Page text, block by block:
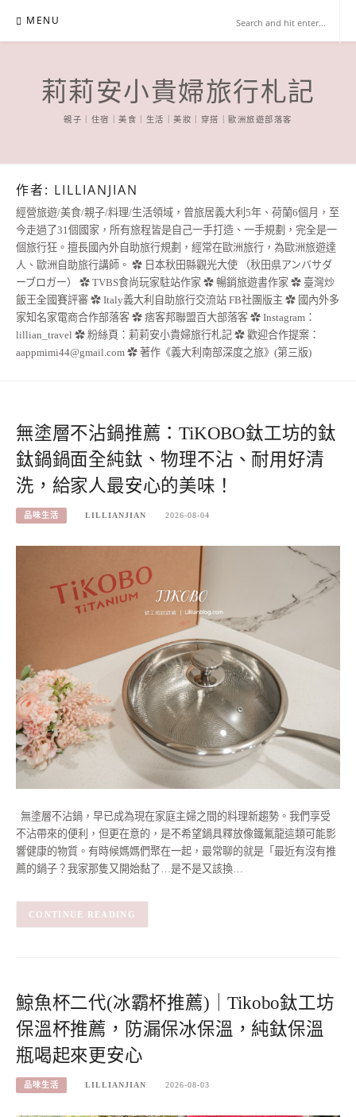
content
MENU
莉莉安小貴婦旅行札記
親子｜住宿｜美食｜生活｜美妝｜穿搭｜歐洲旅遊部落客
作者: LILLIANJIAN
經營旅遊/美食/親子/料理/生活領域，曾旅居義大利5年、荷蘭6個月，至
今走過了31個國家，所有旅程皆是自己一手打造、一手規劃，完全是一
個旅行狂。擅長國內外自助旅行規劃，經常在歐洲旅行，為歐洲旅遊達
人、歐洲自助旅行講師。 ✿ 日本秋田縣觀光大使 （秋田県アンバサダ
ーブロガー） ✿ TVBS食尚玩家駐站作家 ✿ 暢銷旅遊書作家 ✿ 臺灣炒
飯王全國賽評審 ✿ Italy義大利自助旅行交流站 FB社團版主 ✿ 國內外多
家知名家電商合作部落客 ✿ 痞客邦聯盟百大部落客 ✿ Instagram：
lillian_travel ✿ 粉絲頁：莉莉安小貴婦旅行札記 ✿ 歡迎合作提案：
aappmimi44@gmail.com ✿ 著作《義大利南部深度之旅》(第三版)
無塗層不沾鍋推薦：TiKOBO鈦工坊的鈦
鈦鍋鍋面全純鈦、物理不沾、耐用好清
洗，給家人最安心的美味！
品味生活 LILLIANJIAN 2026-08-04
無塗層不沾鍋，早已成為現在家庭主婦之間的料理新趨勢。我們享受
不沾帶來的便利，但更在意的，是不希望鍋具釋放像鐵氟龍這類可能影
響健康的物質。有時候媽媽們聚在一起，最常聊的就是「最近有沒有推
薦的鍋子？我家那隻又開始黏了…是不是又該換…
CONTINUE READING
鯨魚杯二代(冰霸杯推薦)｜Tikobo鈦工坊
保溫杯推薦，防漏保冰保溫，純鈦保溫
瓶喝起來更安心
品味生活 LILLIANJIAN 2026-08-03